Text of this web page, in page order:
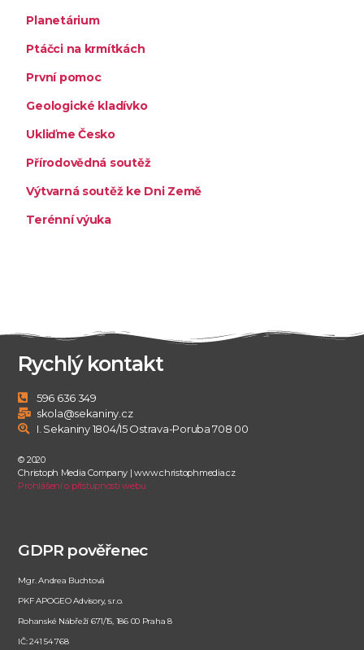
Planetárium
Ptáčci na krmítkách
První pomoc
Geologické kladívko
Ukliďme Česko
Přírodovědná soutěž
Výtvarná soutěž ke Dni Země
Terénní výuka
Rychlý kontakt
596 636 349
skola@sekaniny.cz
I. Sekaniny 1804/15 Ostrava-Poruba 708 00
© 2020
Christoph Media Company | www.christophmedia.cz
Prohlášení o přístupnosti webu
GDPR pověřenec
Mgr. Andrea Buchtová
PKF APOGEO Advisory, s.r.o.
Rohanské Nábřeží 671/15, 186 00 Praha 8
IČ: 241 54 768